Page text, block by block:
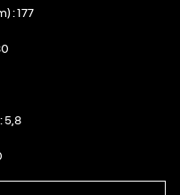
177
5,8